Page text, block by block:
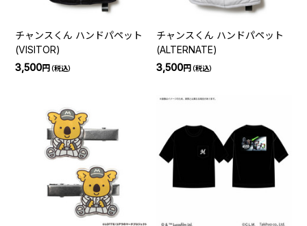
チャンスくん ハンドパペット
(VISITOR)
3,500円（税込）
チャンスくん ハンドパペット
(ALTERNATE)
3,500円（税込）